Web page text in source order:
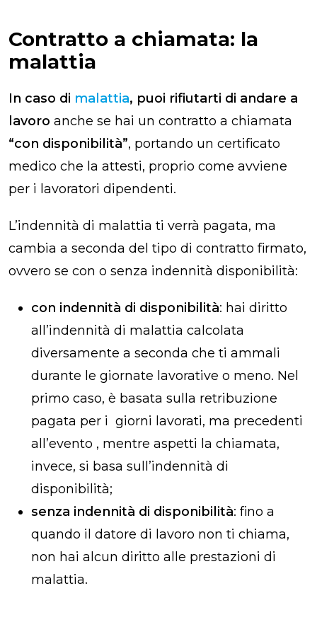
Contratto a chiamata: la
malattia
In caso di malattia, puoi rifiutarti di andare a
lavoro anche se hai un contratto a chiamata
“con disponibilità”, portando un certificato
medico che la attesti, proprio come avviene
per i lavoratori dipendenti.
L’indennità di malattia ti verrà pagata, ma
cambia a seconda del tipo di contratto firmato,
ovvero se con o senza indennità disponibilità:
con indennità di disponibilità: hai diritto
all’indennità di malattia calcolata
diversamente a seconda che ti ammali
durante le giornate lavorative o meno. Nel
primo caso, è basata sulla retribuzione
pagata per i giorni lavorati, ma precedenti
all’evento , mentre aspetti la chiamata,
invece, si basa sull’indennità di
disponibilità;
senza indennità di disponibilità: fino a
quando il datore di lavoro non ti chiama,
non hai alcun diritto alle prestazioni di
malattia.